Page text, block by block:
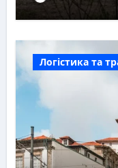
Логістика та